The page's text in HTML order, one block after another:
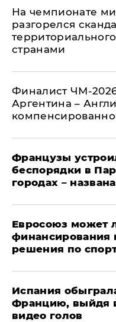
На чемпионате
разгорелся
странами
Финалист ЧМ-
Аргентина –
Французы
беспорядки в
городах –
Евросоюз может
финансирования
решения по
Испания
Францию, выйдя
видео голов